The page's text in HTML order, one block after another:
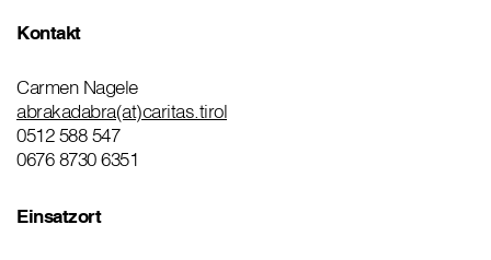
Kontakt
Carmen Nagele
abrakadabra(at)caritas.tirol
0512 588 547
0676 8730 6351
Einsatzort